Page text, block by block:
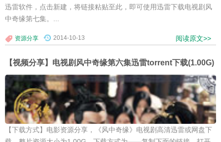
迅雷软件，点击新建，将链接粘贴至此，即可使用迅雷下载电视剧风
中奇缘第七集。...
资源分享 2014-10-13 阅读原文>>
【视频分享】电视剧风中奇缘第六集迅雷torrent下载(1.00G)
【下载方式】电影资源分享，《风中奇缘》电视剧高清迅雷或网盘下